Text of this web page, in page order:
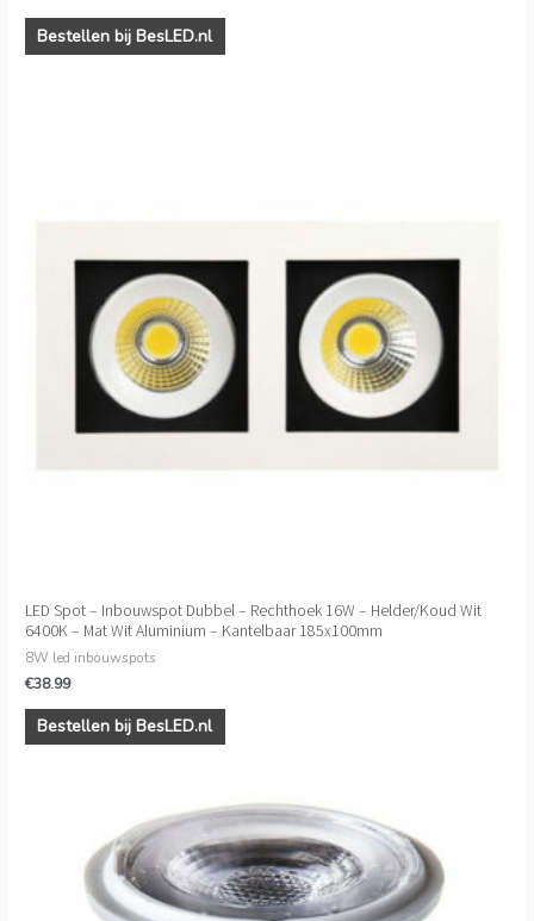
Bestellen bij BesLED.nl
LED Spot – Inbouwspot Dubbel – Rechthoek 16W – Helder/Koud Wit
6400K – Mat Wit Aluminium – Kantelbaar 185x100mm
8W led inbouwspots
€38.99
Bestellen bij BesLED.nl